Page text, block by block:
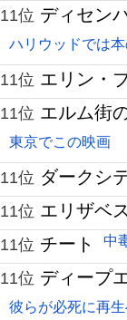
11位 ディセン
ハリウッドでは
11位 エリン・
11位 エルム街
東京でこの映画
11位 ダークシ
11位 エリザベ
11位 チート 中
11位 ディープ
彼らが必死に再